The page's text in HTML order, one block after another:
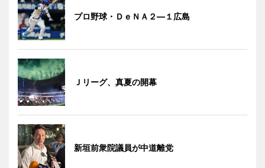
プロ野球・ＤｅＮＡ２―１広島
Ｊリーグ、真夏の開幕
新垣前衆院議員が中道離党